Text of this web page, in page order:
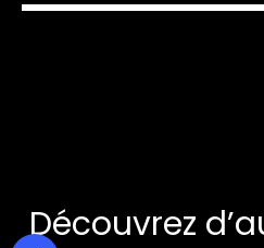
Découvrez